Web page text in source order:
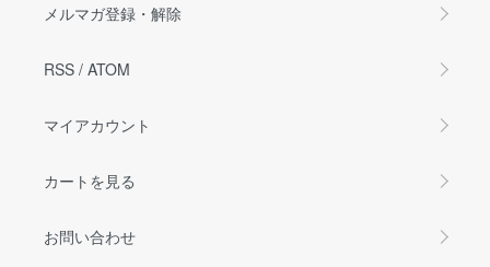
メルマガ登録・解除
RSS / ATOM
マイアカウント
カートを見る
お問い合わせ